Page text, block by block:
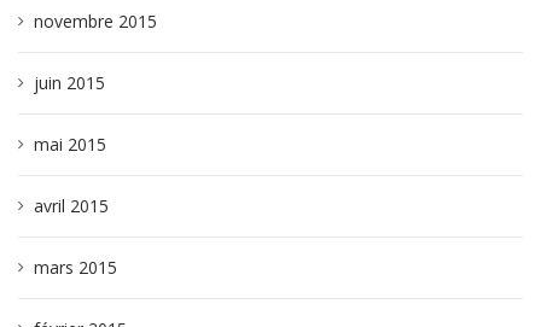
novembre 2015
juin 2015
mai 2015
avril 2015
mars 2015